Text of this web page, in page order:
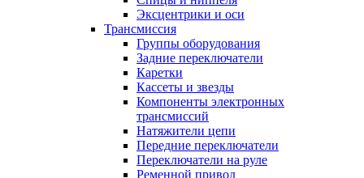
Эксцентрики и оси
Трансмиссия
Группы оборудования
Задние переключатели
Каретки
Кассеты и звезды
Компоненты электронных
трансмиссий
Натяжители цепи
Передние переключатели
Переключатели на руле
Ременной привод